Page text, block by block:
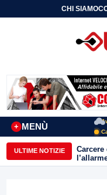
CHI SIAMO
MENÙ
+
ULTIME NOTIZIE